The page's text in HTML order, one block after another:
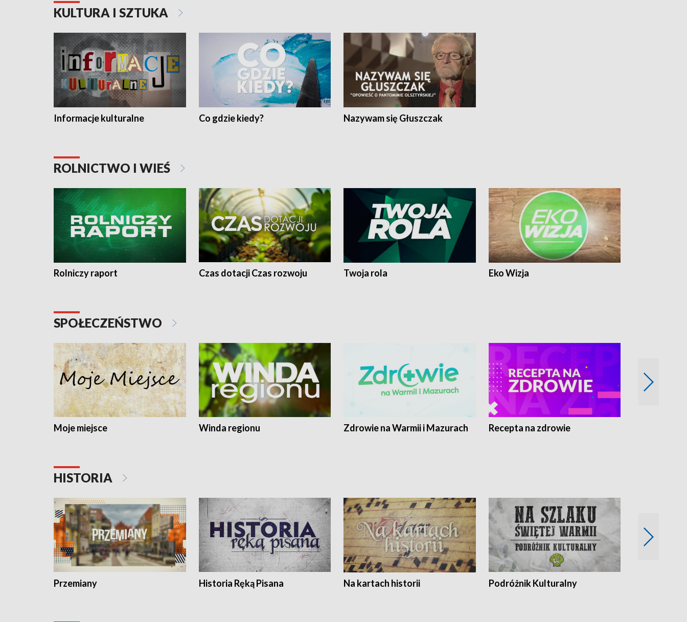
KULTURA I SZTUKA
Informacje kulturalne Co gdzie kiedy? Nazywam się Głuszczak
ROLNICTWO I WIEŚ
Rolniczy raport Czas dotacji Czas rozwoju Twoja rola Eko Wizja
SPOŁECZEŃSTWO
Moje miejsce Winda regionu Zdrowie na Warmii i Mazurach Recepta na zdrowie
HISTORIA
Przemiany Historia Ręką Pisana Na kartach historii Podróżnik Kulturalny